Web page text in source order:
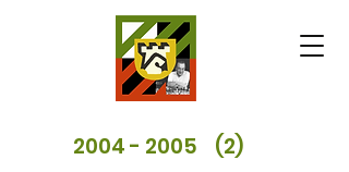
2004 - 2005 (2)